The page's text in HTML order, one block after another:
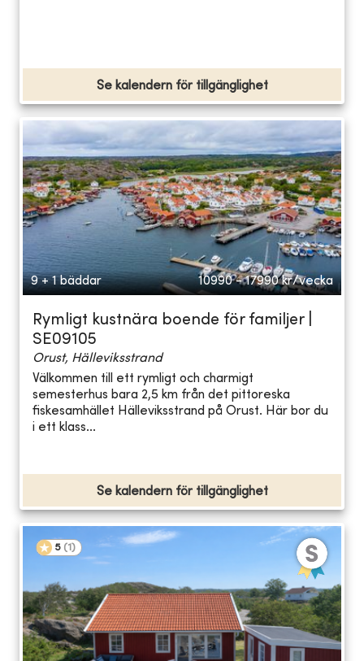
Se kalendern för tillgänglighet
9 + 1 bäddar 10990 - 17990 kr/vecka
Rymligt kustnära boende för familjer |
SE09105
Orust, Hälleviksstrand
Välkommen till ett rymligt och charmigt
semesterhus bara 2,5 km från det pittoreska
fiskesamhället Hälleviksstrand på Orust. Här bor du
i ett klass...
Se kalendern för tillgänglighet
5 (1 )